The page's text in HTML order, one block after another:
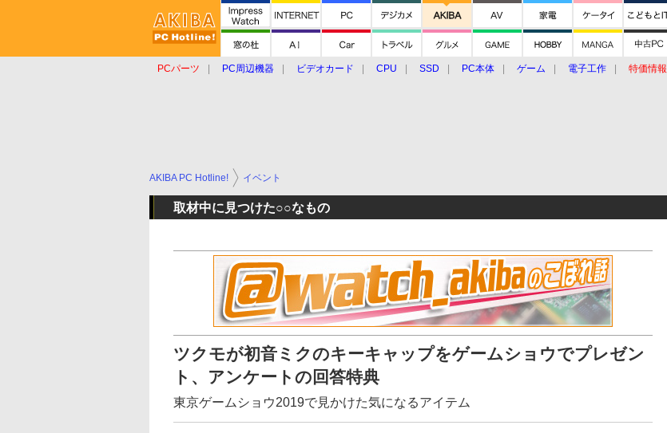
PCパーツ PC周辺機器 ビデオカード CPU SSD PC本体 ゲーム 電子工作 特価情報
AKIBA PC Hotline! イベント
取材中に見つけた○○なもの
ツクモが初音ミクのキーキャップをゲームショウでプレゼン
ト、アンケートの回答特典
東京ゲームショウ2019で見かけた気になるアイテム